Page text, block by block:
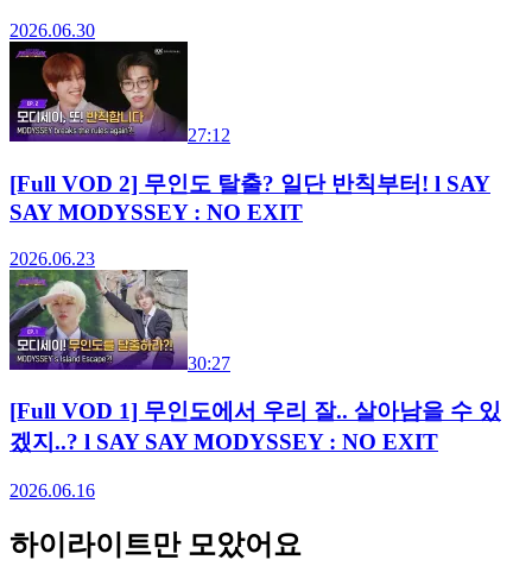
2026.06.30
27:12
[Full VOD 2] 무인도 탈출? 일단 반칙부터! l SAY
SAY MODYSSEY : NO EXIT
2026.06.23
30:27
[Full VOD 1] 무인도에서 우리 잘.. 살아남을 수 있
겠지..? l SAY SAY MODYSSEY : NO EXIT
2026.06.16
하이라이트만 모았어요